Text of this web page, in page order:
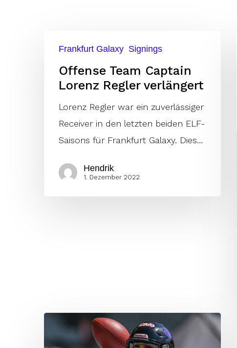
Hit enter to search or ESC to close
Team
Captain
Lorenz
Regler
verlängert
Frankfurt Galaxy Signings
Offense Team Captain
Lorenz Regler verlängert
Lorenz Regler war ein zuverlässiger
Receiver in den letzten beiden ELF-
Saisons für Frankfurt Galaxy. Dies…
Hendrik
1. Dezember 2022
in